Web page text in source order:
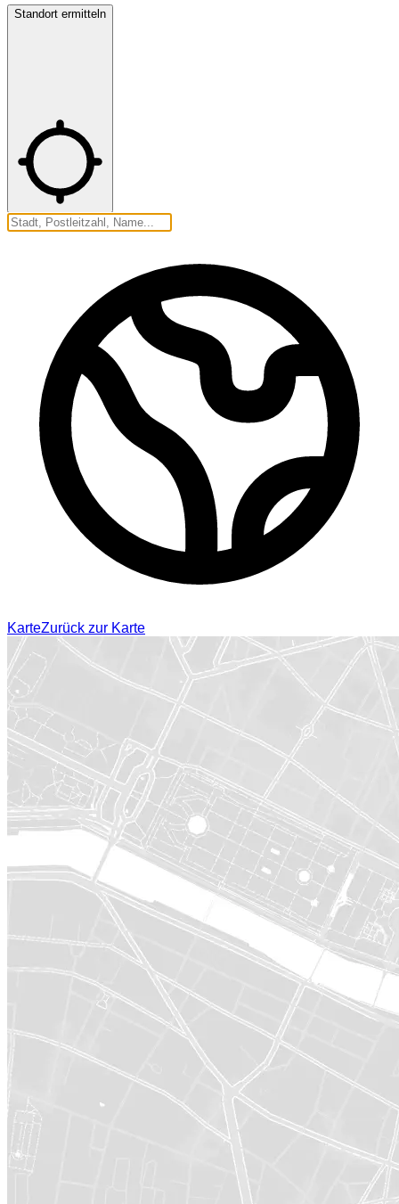
Standort ermitteln
KarteZurück zur Karte